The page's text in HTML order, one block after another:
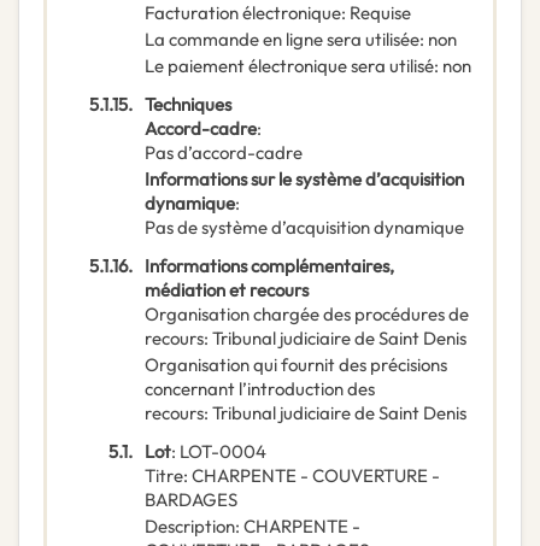
Facturation électronique: Requise
La commande en ligne sera utilisée: non
Le paiement électronique sera utilisé: non
5.1.15. Techniques
Accord-cadre:
Pas d’accord-cadre
Informations sur le système d’acquisition
dynamique:
Pas de système d’acquisition dynamique
5.1.16. Informations complémentaires,
médiation et recours
Organisation chargée des procédures de
recours: Tribunal judiciaire de Saint Denis
Organisation qui fournit des précisions
concernant l’introduction des
recours: Tribunal judiciaire de Saint Denis
5.1. Lot: LOT-0004
Titre: CHARPENTE - COUVERTURE -
BARDAGES
Description: CHARPENTE -